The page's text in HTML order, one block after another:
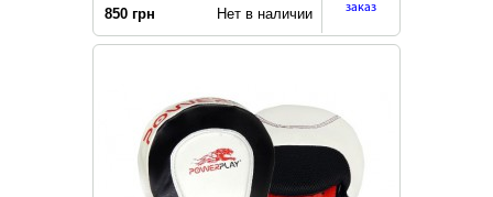
850 грн Нет в наличии
заказ